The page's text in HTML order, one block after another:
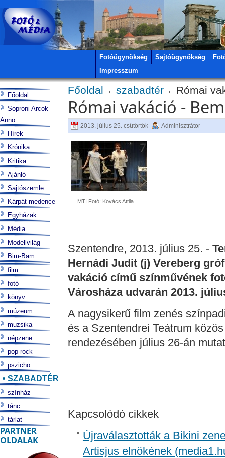
Fotóügynökség Sajtóügynökség
Impresszum
Főoldal szabadtér Római
Római vakáció -
2013. július 25. csütörtök Adminisztrátor
MTI Fotó: Kovács Attila
Szentendre, 2013. július 25. -
Hernádi Judit (j) Vereberg
vakáció című színművének
Városháza udvarán 2013.
A nagysikerű film zenés
és a Szentendrei Teátrum
rendezésében július 26-án
Kapcsolódó cikkek
Újraválasztották a Bikini
Artisjus elnökének
Főoldal
Soproni Arcok
Anno
Hírek
Krónika
Kritika
Ajánló
Sajtószemle
Kárpát-medence
Egyházak
Média
Modellvilág
Bim-Bam
film
fotó
könyv
múzeum
muzsika
népzene
pop-rock
pszicho
SZABADTÉR
színház
tánc
tárlat
PARTNER
OLDALAK